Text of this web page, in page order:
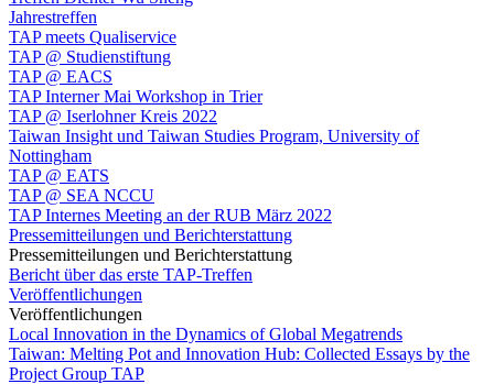
Jahrestreffen
TAP meets Qualiservice
TAP @ Studienstiftung
TAP @ EACS
TAP Interner Mai Workshop in Trier
TAP @ Iserlohner Kreis 2022
Taiwan Insight und Taiwan Studies Program, University of
Nottingham
TAP @ EATS
TAP @ SEA NCCU
TAP Internes Meeting an der RUB März 2022
Pressemitteilungen und Berichterstattung
Pressemitteilungen und Berichterstattung
Bericht über das erste TAP-Treffen
Veröffentlichungen
Veröffentlichungen
Local Innovation in the Dynamics of Global Megatrends
Taiwan: Melting Pot and Innovation Hub: Collected Essays by the
Project Group TAP